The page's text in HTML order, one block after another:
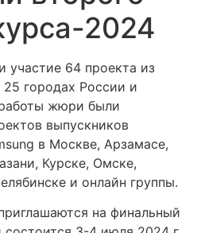
2024
участие 64 проекта из
городах России и
жюри были
выпускников
в Москве, Арзамасе,
Курске, Омске,
и онлайн группы.
на финальный